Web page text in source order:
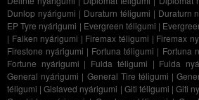
Dunlop nyárigumi | Duraturn téligumi | Duraturn
EP Tyre nyárigumi | Evergreen téligumi |
| Falken nyárigumi | Firemax téligumi | Firemax
Firestone nyárigumi | Fortuna téligumi | Fortuna
Fortune nyárigumi | Fulda téligumi | Fulda
General nyárigumi | General Tire téligumi |
téligumi |Gislaved nyárigumi | Giti téligumi |Giti